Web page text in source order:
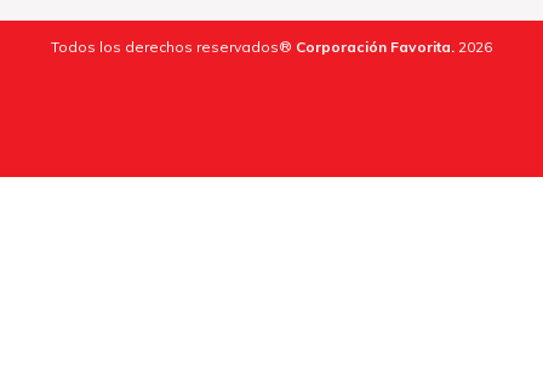
Todos los derechos reservados® Corporación Favorita. 2026